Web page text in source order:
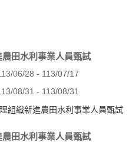
田水利事業人員甄試
06/28 - 113/07/17
08/31 - 113/08/31
組織新進農田水利事業人員甄試
田水利事業人員甄試